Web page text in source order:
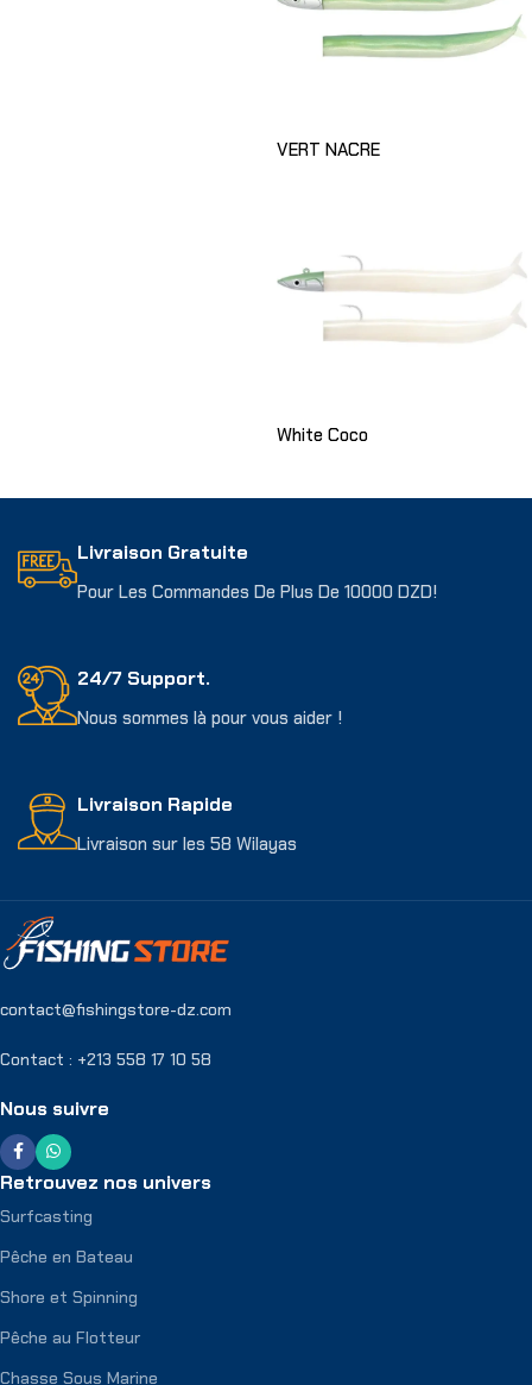
VERT NACRE
White Coco
Livraison Gratuite
Pour Les Commandes De Plus De 10000 DZD!
24/7 Support.
Nous sommes là pour vous aider !
Livraison Rapide
Livraison sur les 58 Wilayas
contact@fishingstore-dz.com
Contact : +213 558 17 10 58
Nous suivre
Retrouvez nos univers
Surfcasting
Pêche en Bateau
Shore et Spinning
Pêche au Flotteur
Chasse Sous Marine